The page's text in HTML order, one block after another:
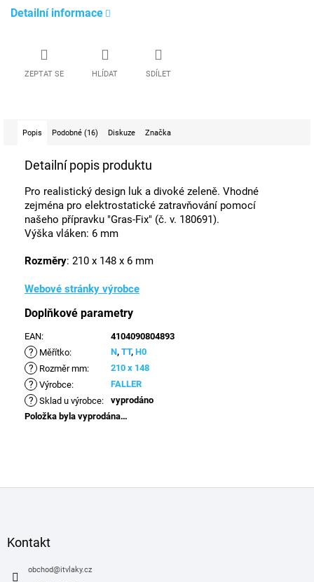
Detailní informace
ZEPTAT SE HLÍDAT SDÍLET
Popis Podobné (16) Diskuze Značka
Detailní popis produktu
Pro realistický design luk a divoké zeleně. Vhodné
zejména pro elektrostatické zatravňování pomocí
našeho přípravku "Gras-Fix" (č. v. 180691).
Výška vláken: 6 mm
Rozměry: 210 x 148 x 6 mm
Webové stránky výrobce
Doplňkové parametry
EAN: 4104090804893
? Měřítko: N, TT, H0
? Rozměr mm: 210 x 148
? Výrobce: FALLER
? Sklad u výrobce:
vyprodáno
Položka byla vyprodána…
Kontakt
obchod@itvlaky.cz